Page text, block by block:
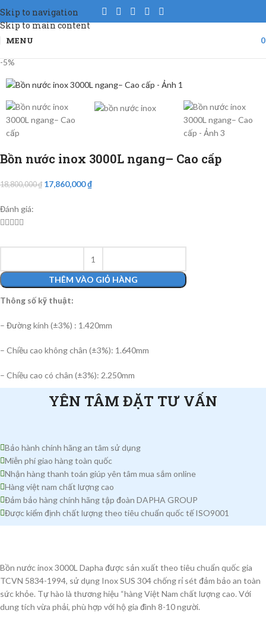
Skip to navigation
Skip to main content
MENU
-5%
Bồn nước inox 3000L ngang– Cao cấp
18,800,000₫ 17,860,000₫
Đánh giá:

THÊM VÀO GIỎ HÀNG
Thông số kỹ thuật:
– Đường kính (±3%) : 1.420mm
– Chiều cao không chân (±3%): 1.640mm
– Chiều cao có chân (±3%): 2.250mm
YÊN TÂM ĐẶT TƯ VẤN
Bảo hành chính hãng an tâm sử dụng
Miễn phí giao hàng toàn quốc
Nhận hàng thanh toán giúp yên tâm mua sắm online
Hàng việt nam chất lượng cao
Đảm bảo hàng chính hãng tập đoàn DAPHA GROUP
Được kiểm định chất lượng theo tiêu chuẩn quốc tế ISO9001
Bồn nước inox 3000L Dapha được sản xuất theo tiêu chuẩn quốc gia
TCVN 5834-1994, sử dụng Inox SUS 304 chống rỉ sét đảm bảo an toàn
sức khỏe. Tự hào là thương hiệu “hàng Việt Nam chất lượng cao. Với
dung tích vừa phải, phù hợp với hộ gia đình 8-10 người.